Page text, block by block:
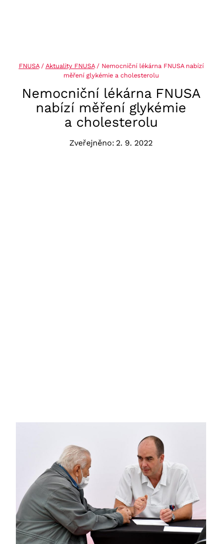
FNUSA/ Aktuality FNUSA/ Nemocniční lékárna FNUSA nabízí
měření glykémie a cholesterolu
Nemocniční lékárna FNUSA
nabízí měření glykémie
a cholesterolu
Zveřejněno: 2. 9. 2022